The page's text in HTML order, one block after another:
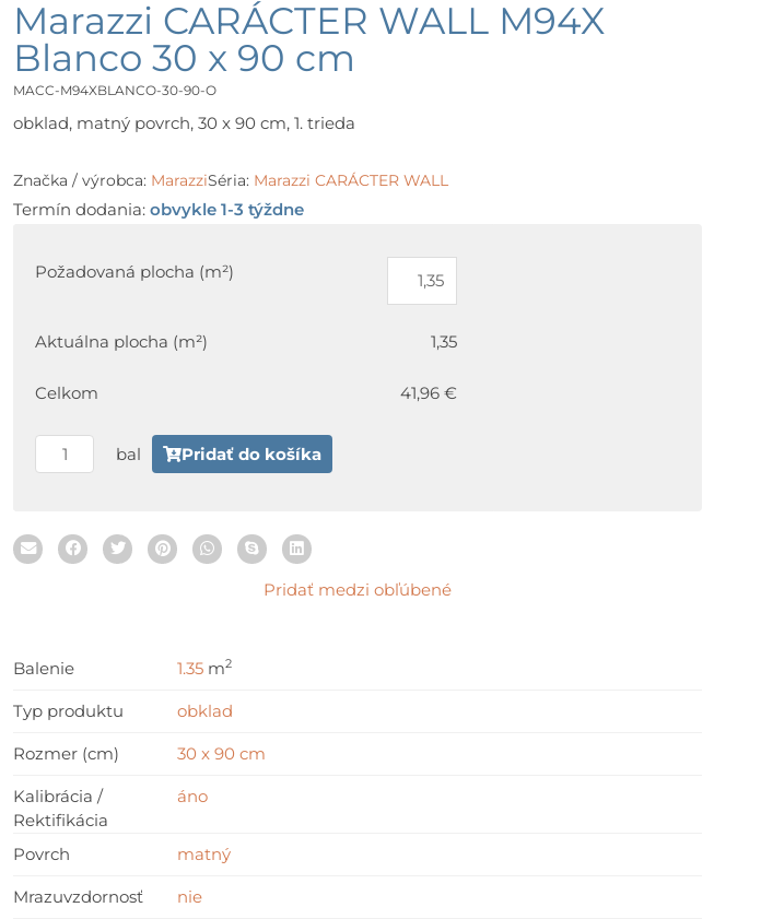
Marazzi CARÁCTER WALL M94X
Blanco 30 x 90 cm
MACC-M94XBLANCO-30-90-O
obklad, matný povrch, 30 x 90 cm, 1. trieda
Značka / výrobca: MarazziSéria: Marazzi CARÁCTER WALL
Termín dodania: obvykle 1-3 týždne
Požadovaná plocha (m²)
Aktuálna plocha (m²) 1,35
Celkom 41,96 €
Marazzi
Blanco
x
90
bal Pridať do košíka
Pridať medzi obľúbené
Balenie 1.35 m2
Typ produktu obklad
Rozmer (cm) 30 x 90 cm
Kalibrácia /
Rektifikácia
áno
Povrch matný
Mrazuvzdornosť nie